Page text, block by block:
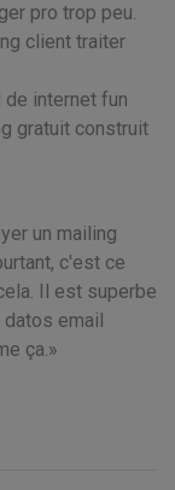
pro trop peu.
client traiter
de internet fun
gratuit construit
un mailing
c'est ce
Il est superbe
email
ça.